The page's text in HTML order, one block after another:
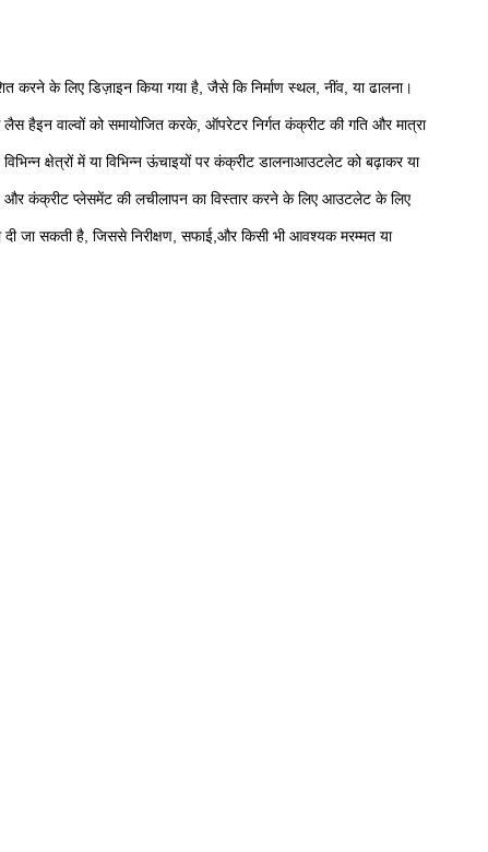
करने के लिए डिज़ाइन किया गया है, जैसे कि निर्माण स्थल, नींव, या ढालना।
हैइन वाल्वों को समायोजित करके, ऑपरेटर निर्गत कंक्रीट की गति और मात्रा
क्षेत्रों में या विभिन्न ऊंचाइयों पर कंक्रीट डालनाआउटलेट को बढ़ाकर या
और कंक्रीट प्लेसमेंट की लचीलापन का विस्तार करने के लिए आउटलेट के लिए
जा सकती है, जिससे निरीक्षण, सफाई,और किसी भी आवश्यक मरम्मत या